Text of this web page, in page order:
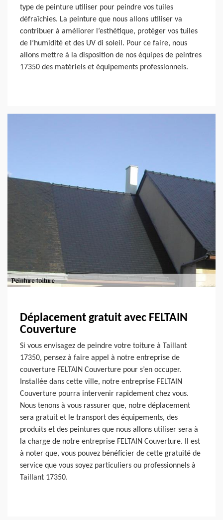
type de peinture utiliser pour peindre vos tuiles
défraîchies. La peinture que nous allons utiliser va
contribuer à améliorer l’esthétique, protéger vos tuiles
de l’humidité et des UV di soleil. Pour ce faire, nous
allons mettre à la disposition de nos équipes de peintres
17350 des matériels et équipements professionnels.
Déplacement gratuit avec FELTAIN
Couverture
Si vous envisagez de peindre votre toiture à Taillant
17350, pensez à faire appel à notre entreprise de
couverture FELTAIN Couverture pour s’en occuper.
Installée dans cette ville, notre entreprise FELTAIN
Couverture pourra intervenir rapidement chez vous.
Nous tenons à vous rassurer que, notre déplacement
sera gratuit et le transport des équipements, des
produits et des peintures que nous allons utiliser sera à
la charge de notre entreprise FELTAIN Couverture. Il est
à noter que, vous pouvez bénéficier de cette gratuité de
service que vous soyez particuliers ou professionnels à
Taillant 17350.